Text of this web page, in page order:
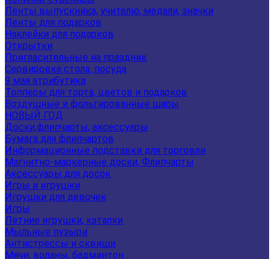
Ленты выпускника, учителю, медали, значки
Ленты для подарков
Наклейки для подарков
Открытки
Пригласительные на праздник
Сервировка стола, посуда
9 мая атрибутика
Топперы для торта, цветов и подарков
Воздушные и фольгированные шары
НОВЫЙ ГОД
Доски,флипчарты, аксессуары
Бумага для флипчартов
Информационные подставки для торговли
Магнитно-маркерные доски, Флипчарты
Аксессуары для досок
Игры и игрушки
Игрушки для девочек
Игры
Летние игрушки, каталки
Мыльные пузыри
Антистрессы и сквиши
Мячи, воланы, бадминтон